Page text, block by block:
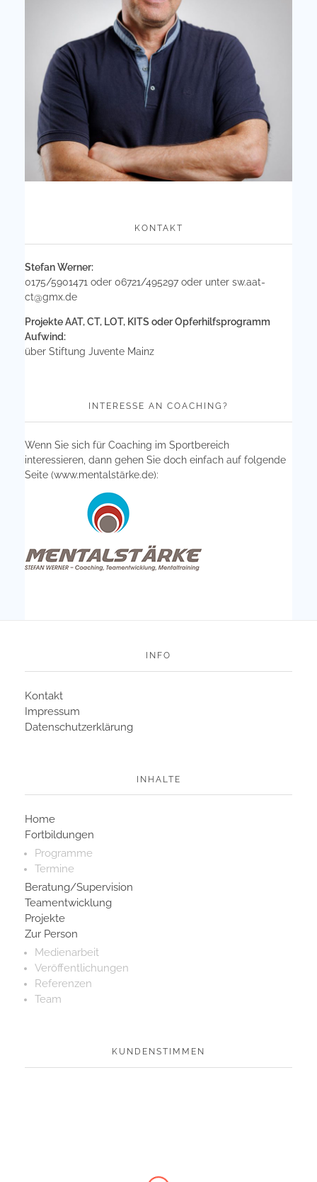
KONTAKT
Stefan Werner:
0175/5901471 oder 06721/495297 oder unter sw.aat-
ct@gmx.de
Projekte AAT, CT, LOT, KITS oder Opferhilfsprogramm
Aufwind:
über Stiftung Juvente Mainz
INTERESSE AN COACHING?
Wenn Sie sich für Coaching im Sportbereich
interessieren, dann gehen Sie doch einfach auf folgende
Seite (www.mentalstärke.de):
INFO
Kontakt
Impressum
Datenschutzerklärung
INHALTE
Home
Fortbildungen
Programme
Termine
Beratung/Supervision
Teamentwicklung
Projekte
Zur Person
Medienarbeit
Veröffentlichungen
Referenzen
Team
KUNDENSTIMMEN
„Gutes Seminar. Fachlich überzeugend, viel